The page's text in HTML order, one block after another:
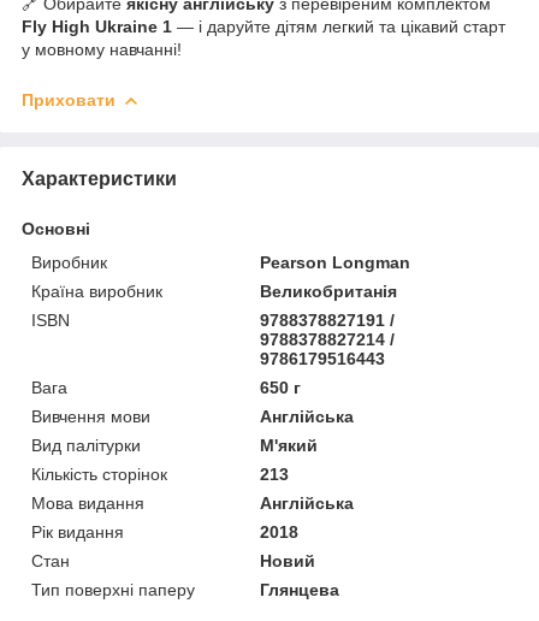
Fly High Ukraine 1 — і даруйте дітям легкий та цікавий старт
у мовному навчанні!
Приховати
Характеристики
Основні
Виробник
Pearson Longman
Країна виробник
Великобританія
ISBN
9788378827191 /
9788378827214 /
9786179516443
Вага
650 г
Вивчення мови
Англійська
Вид палітурки
М'який
Кількість сторінок
213
Мова видання
Англійська
Рік видання
2018
Стан
Новий
Тип поверхні паперу
Глянцева